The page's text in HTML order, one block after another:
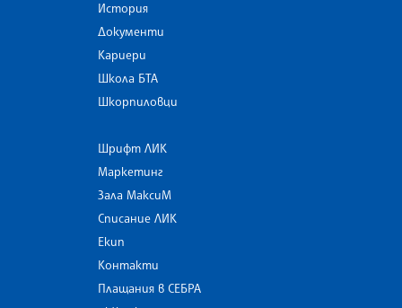
История
Документи
Кариери
Школа БТА
Шкорпиловци
Шрифт ЛИК
Маркетинг
Зала МаксиМ
Списание ЛИК
Екип
Контакти
Плащания в СЕБРА